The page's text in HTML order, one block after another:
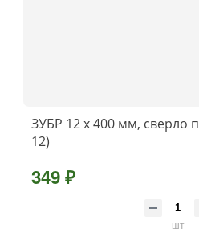
ЗУБР 12 x 400 мм, сверло
12)
349 ₽
шт